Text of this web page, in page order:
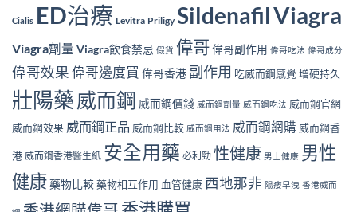
Cialis ED治療 Levitra Priligy SildenafilViagra
Viagra劑量 Viagra飲食禁忌 假貨 偉哥偉哥副作用 偉哥吃法 偉哥成分
偉哥效果偉哥邊度買 偉哥香港 副作用 吃威而鋼感覺 增硬持久
壯陽藥 威而鋼 威而鋼價錢 威而鋼劑量 威而鋼吃法 威而鋼官網
威而鋼效果 威而鋼正品 威而鋼比較 威而鋼用法 威而鋼網購 威而鋼香
港 威而鋼香港醫生紙 安全用藥 必利勁 性健康 男士健康 男性
健康藥物比較藥物相互作用 血管健康 西地那非 陽痿早洩 香港威而